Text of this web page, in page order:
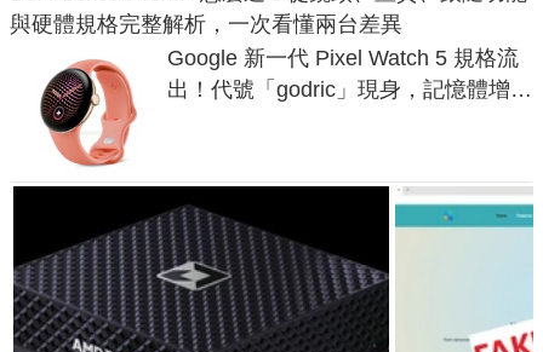
與硬體規格完整解析，一次看懂兩台差異
Google 新一代 Pixel Watch 5 規格流
出！代號「godric」現身，記憶體增強